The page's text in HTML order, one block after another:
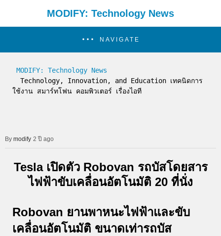
MODIFY: Technology News
NAVIGATE
MODIFY: Technology News
ใช้งาน สมาร์ทโฟน คอมพิวเตอร์ เรื่องไอที
modify 2 ปี ago
Tesla เปิดตัว Robovan รถบัสโดยสาร
ไฟฟ้าขับเคลื่อนอัตโนมัติ 20 ที่นั่ง
Robovan ยานพาหนะไฟฟ้าและขับ
เคลื่อนอัตโนมัติ ขนาดเท่ารถบัส